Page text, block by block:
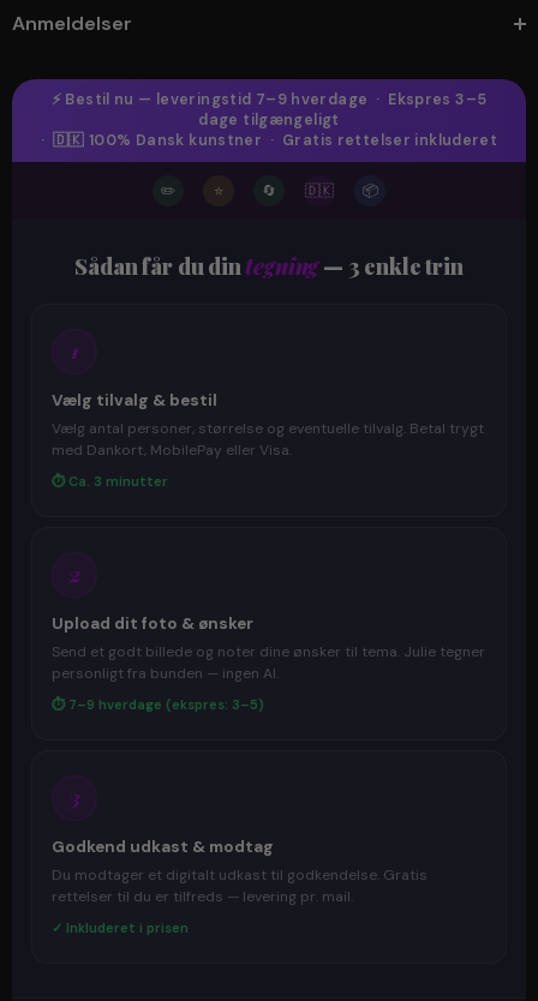
Anmeldelser
⚡ Bestil nu — leveringstid 7–9 hverdage · Ekspres 3–5
dage tilgængeligt
· 🇩🇰 100% Dansk kunstner · Gratis rettelser inkluderet
✏️ ⭐ 🔄 🇩🇰 📦
Sådan får du dintegning— 3 enkle trin
1
Vælg tilvalg & bestil
Vælg antal personer, størrelse og eventuelle tilvalg. Betal trygt
med Dankort, MobilePay eller Visa.
⏱ Ca. 3 minutter
2
Upload dit foto & ønsker
Send et godt billede og noter dine ønsker til tema. Julie tegner
personligt fra bunden — ingen AI.
⏱ 7–9 hverdage (ekspres: 3–5)
3
Godkend udkast & modtag
Du modtager et digitalt udkast til godkendelse. Gratis
rettelser til du er tilfreds — levering pr. mail.
✓ Inkluderet i prisen